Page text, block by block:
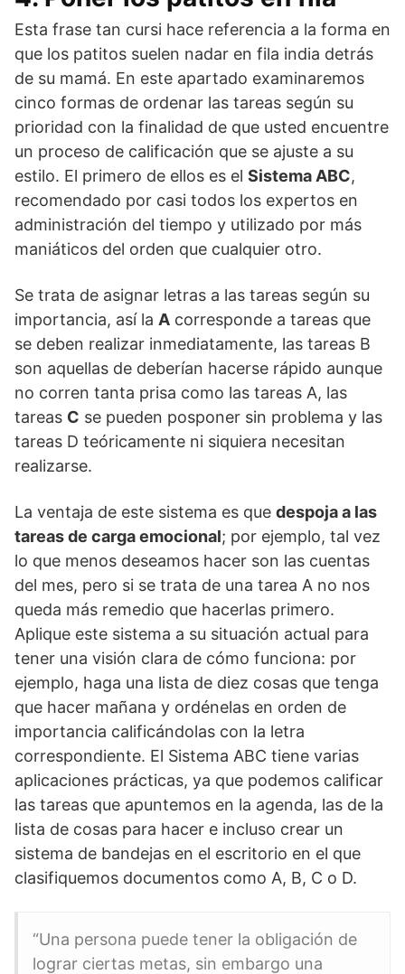
Esta frase tan cursi hace referencia a la forma en
que los patitos suelen nadar en fila india detrás
de su mamá. En este apartado examinaremos
cinco formas de ordenar las tareas según su
prioridad con la finalidad de que usted encuentre
un proceso de calificación que se ajuste a su
estilo. El primero de ellos es el Sistema ABC,
recomendado por casi todos los expertos en
administración del tiempo y utilizado por más
maniáticos del orden que cualquier otro.
Se trata de asignar letras a las tareas según su
importancia, así la A corresponde a tareas que
se deben realizar inmediatamente, las tareas B
son aquellas de deberían hacerse rápido aunque
no corren tanta prisa como las tareas A, las
tareas C se pueden posponer sin problema y las
tareas D teóricamente ni siquiera necesitan
realizarse.
La ventaja de este sistema es que despoja a las
tareas de carga emocional; por ejemplo, tal vez
lo que menos deseamos hacer son las cuentas
del mes, pero si se trata de una tarea A no nos
queda más remedio que hacerlas primero.
Aplique este sistema a su situación actual para
tener una visión clara de cómo funciona: por
ejemplo, haga una lista de diez cosas que tenga
que hacer mañana y ordénelas en orden de
importancia calificándolas con la letra
correspondiente. El Sistema ABC tiene varias
aplicaciones prácticas, ya que podemos calificar
las tareas que apuntemos en la agenda, las de la
lista de cosas para hacer e incluso crear un
sistema de bandejas en el escritorio en el que
clasifiquemos documentos como A, B, C o D.
“Una persona puede tener la obligación de
lograr ciertas metas, sin embargo una